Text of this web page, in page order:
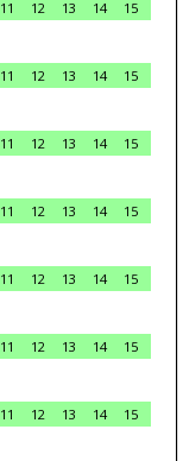
11 12 13 14
15
11 12 13 14
15
11 12 13 14
15
11 12 13 14
15
11 12 13 14
15
11 12 13 14
15
11 12 13 14
15